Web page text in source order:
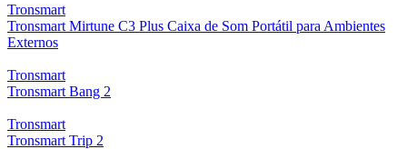
Tronsmart
Tronsmart Mirtune C3 Plus Caixa de Som Portátil para Ambientes
Externos
Tronsmart
Tronsmart Bang 2
Tronsmart
Tronsmart Trip 2